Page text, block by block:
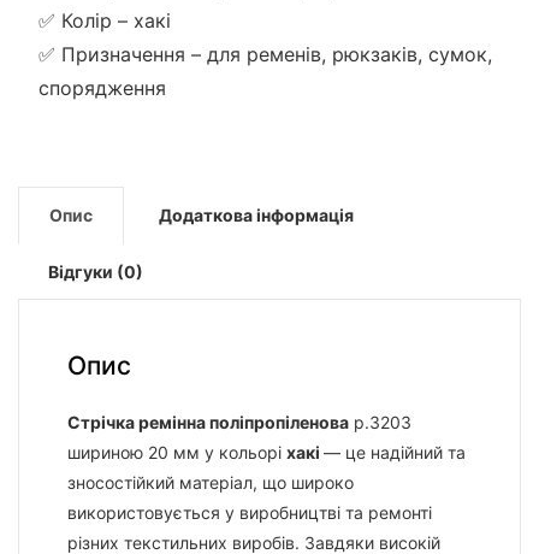
✅ Колір – хакі
✅ Призначення – для ременів, рюкзаків, сумок,
спорядження
Опис Додаткова інформація
Відгуки (0)
Опис
Стрічка ремінна поліпропіленова р.3203
шириною 20 мм у кольорі хакі — це надійний та
зносостійкий матеріал, що широко
використовується у виробництві та ремонті
різних текстильних виробів. Завдяки високій